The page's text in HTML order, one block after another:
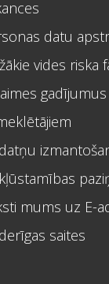
datu
vides riska
mums uz E-
saites